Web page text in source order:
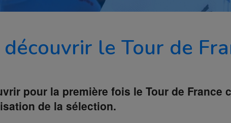
le Tour de
pour la première fois le Tour de France
de la sélection.